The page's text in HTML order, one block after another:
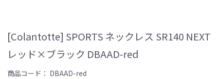
[Colantotte] SPORTS ネックレス SR140 NEXT
レッド×ブラック DBAAD-red
商品コード： DBAAD-red